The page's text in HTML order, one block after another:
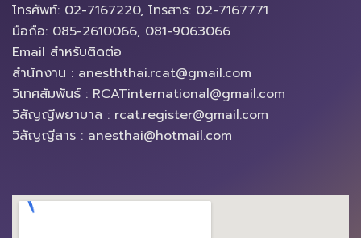
โทรศัพท์: 02-7167220, โทรสาร: 02-7167771
มือถือ: 085-2610066, 081-9063066
Email สำหรับติดต่อ
สำนักงาน : anesththai.rcat@gmail.com
วิเทศสัมพันธ์ : RCATinternational@gmail.com
วิสัญญีพยาบาล : rcat.register@gmail.com
วิสัญญีสาร : anesthai@hotmail.com